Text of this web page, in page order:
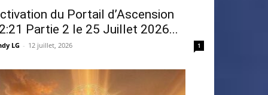
du Portail d’Ascension
Partie 2 le 25 Juillet 2026...
LG - 12 juillet, 2026 1